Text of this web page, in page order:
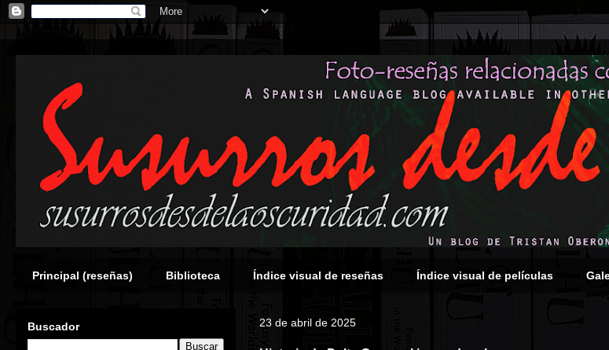
Principal (reseñas) Biblioteca Índice visual de reseñas Índice visual de películas
23 de abril de 2025
Buscador